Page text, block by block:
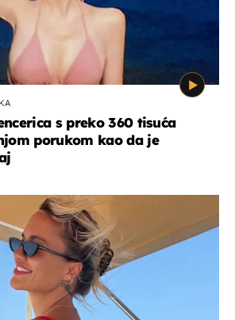
s preko 360 tisuća
porukom kao da je